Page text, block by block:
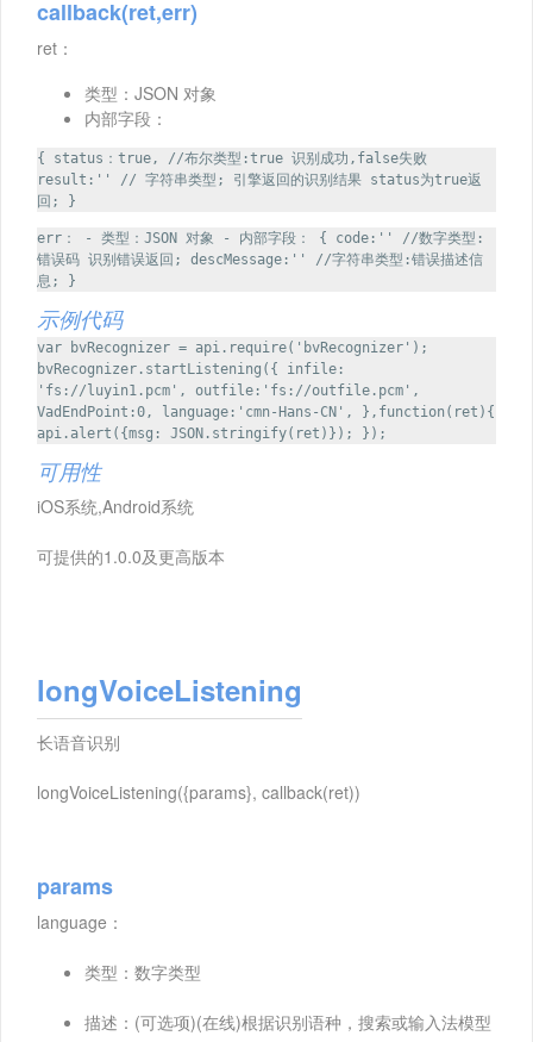
callback(ret,err)
ret：
类型：JSON 对象
内部字段：
{ status：true, //布尔类型:true 识别成功,false失败
result:'' // 字符串类型; 引擎返回的识别结果 status为true返
回; }
err： - 类型：JSON 对象 - 内部字段： { code:'' //数字类型:
错误码 识别错误返回; descMessage:'' //字符串类型:错误描述信
息; }
示例代码
var bvRecognizer = api.require('bvRecognizer');
bvRecognizer.startListening({ infile:
'fs://luyin1.pcm', outfile:'fs://outfile.pcm',
VadEndPoint:0, language:'cmn-Hans-CN', },function(ret){
api.alert({msg: JSON.stringify(ret)}); });
可用性
iOS系统,Android系统
可提供的1.0.0及更高版本
longVoiceListening
长语音识别
longVoiceListening({params}, callback(ret))
params
language：
类型：数字类型
描述：(可选项)(在线)根据识别语种，搜索或输入法模型